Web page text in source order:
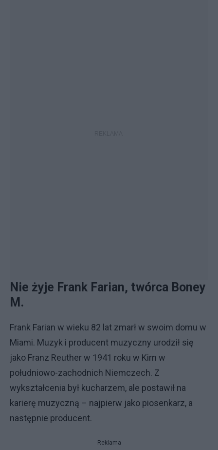
Nie żyje Frank Farian, twórca Boney
M.
Frank Farian w wieku 82 lat zmarł w swoim domu w
Miami. Muzyk i producent muzyczny urodził się
jako Franz Reuther w 1941 roku w Kirn w
południowo-zachodnich Niemczech. Z
wykształcenia był kucharzem, ale postawił na
karierę muzyczną – najpierw jako piosenkarz, a
następnie producent.
Reklama